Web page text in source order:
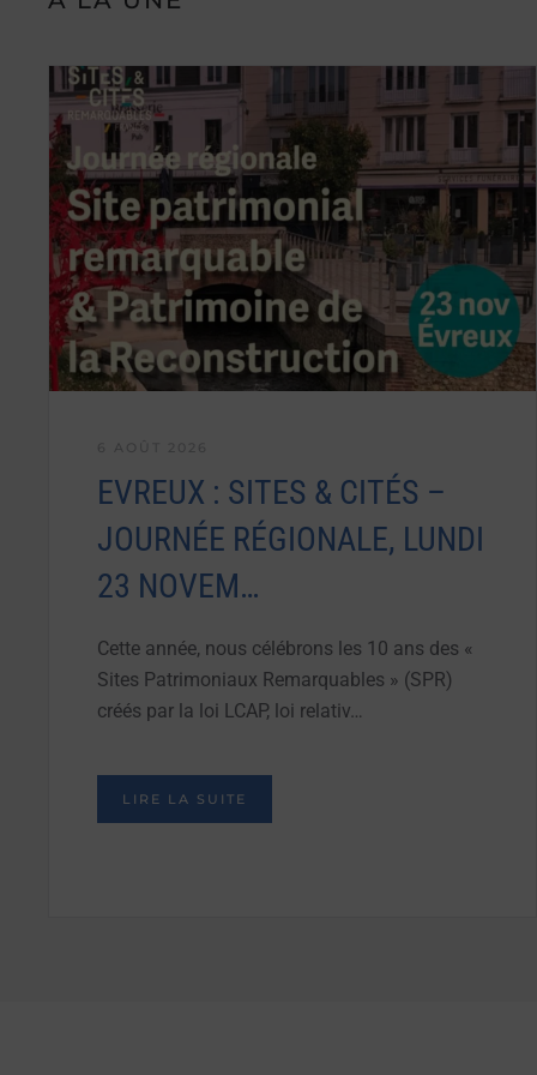
EVREUX : SITES & CITÉS –
JOURNÉE RÉGIONALE, LUNDI
23 NOVEM…
Cette année, nous célébrons les 10 ans des «
Sites Patrimoniaux Remarquables » (SPR)
créés par la loi LCAP, loi relativ…
LIRE LA SUITE